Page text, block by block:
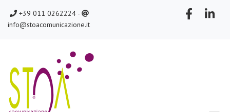
contenuto
chiamaci
+39 011 0262224 -
scrivici
info@stoacomunicazione.it